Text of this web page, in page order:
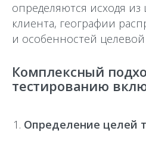
определяются исходя из
клиента, географии
и особенностей
Комплексный
тестированию
Определение целей